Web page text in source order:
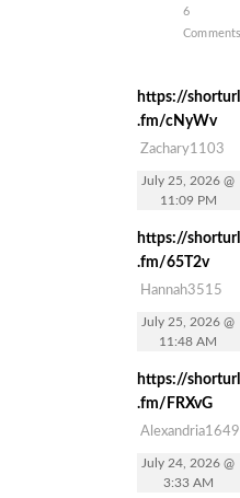
6
https://shorturl
.fm/cNyWv
Zachary1103
July 25, 2026 @
11:09 PM
https://shorturl
.fm/65T2v
Hannah3515
July 25, 2026 @
11:48 AM
https://shorturl
.fm/FRXvG
Alexandria1649
July 24, 2026 @
3:33 AM